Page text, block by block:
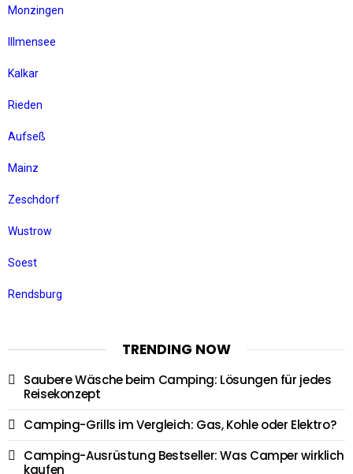
Monzingen
Illmensee
Kalkar
Rieden
Aufseß
Mainz
Zeschdorf
Wustrow
Soest
Rendsburg
TRENDING NOW
Saubere Wäsche beim Camping: Lösungen für jedes
Reisekonzept
Camping-Grills im Vergleich: Gas, Kohle oder Elektro?
Camping-Ausrüstung Bestseller: Was Camper wirklich
kaufen